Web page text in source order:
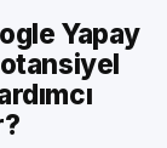
Yapay